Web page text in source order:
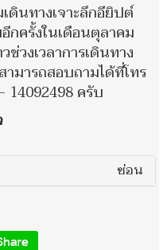
ดินทางเจาะลึกอียิปต์
ครั้งในเดือนตุลาคม
วงเวลาการเดินทาง
มารถสอบถามได้ที่โทร
14092498 ครับ
ซ่อน